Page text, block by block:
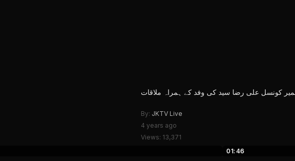
کونسل علی رضا سید کی وفد کے ہمراہ ملاقات
By: JKTV Live
4 years ago
Views: 13,371
01:46